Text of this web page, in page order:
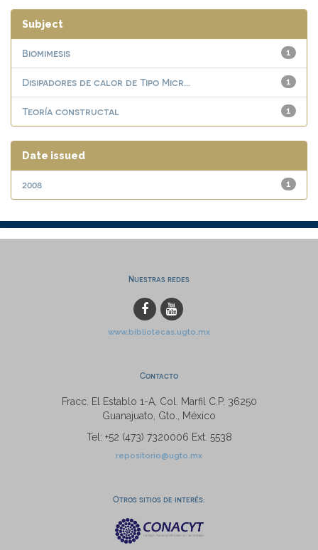
Subject
1
Biomimesis
1
Disipadores de calor de Tipo Micr...
1
Teoría constructal
Date issued
1
2008
Nuestras redes
www.bibliotecas.ugto.mx
Contacto
Fracc. El Establo 1-A, Col. Marfil C.P. 36250
Guanajuato, Gto., México
Tel: +52 (473) 7320006 Ext. 5538
repositorio@ugto.mx
Otros sitios de interés: